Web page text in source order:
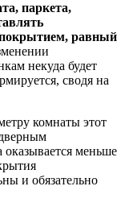
паркета,
равный
некуда будет
сводя на
комнаты этот
меньше
и обязательно